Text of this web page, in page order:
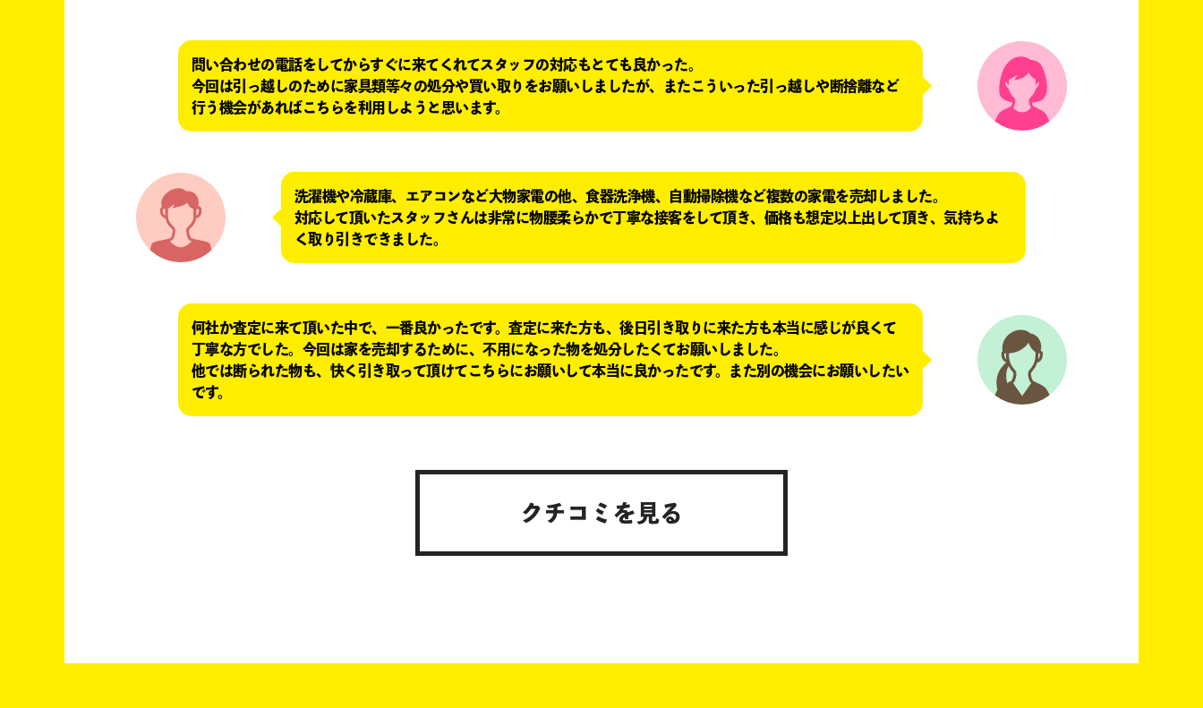
問い合わせの電話をしてからすぐに来てくれてスタッフの対応もとても良かった。
今回は引っ越しのために家具類等々の処分や買い取りをお願いしましたが、またこういった引っ越しや断捨離など
行う機会があればこちらを利用しようと思います。
洗濯機や冷蔵庫、エアコンなど大物家電の他、食器洗浄機、自動掃除機など複数の家電を売却しました。
対応して頂いたスタッフさんは非常に物腰柔らかで丁寧な接客をして頂き、価格も想定以上出して頂き、気持ちよ
く取り引きできました。
何社か査定に来て頂いた中で、一番良かったです。査定に来た方も、後日引き取りに来た方も本当に感じが良くて
丁寧な方でした。今回は家を売却するために、不用になった物を処分したくてお願いしました。
他では断られた物も、快く引き取って頂けてこちらにお願いして本当に良かったです。また別の機会にお願いしたい
です。
クチコミを見る